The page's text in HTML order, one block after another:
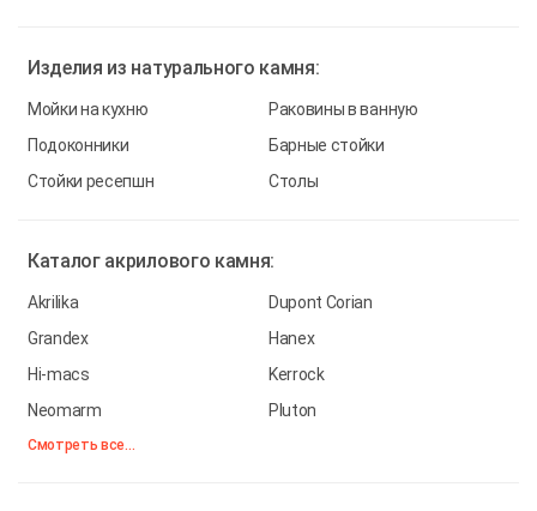
Изделия из натурального камня:
Мойки на кухню
Раковины в ванную
Подоконники
Барные стойки
Стойки ресепшн
Столы
Каталог акрилового камня:
Akrilika
Dupont Corian
Grandex
Hanex
Hi-macs
Kerrock
Neomarm
Pluton
Смотреть все...